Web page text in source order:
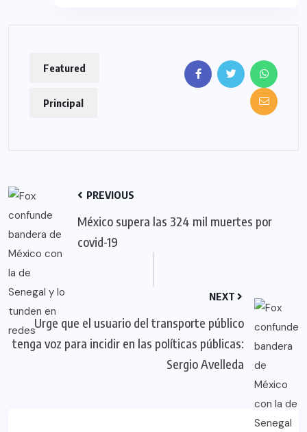
Featured
Principal
PREVIOUS
México supera las 324 mil muertes por
covid-19
NEXT
Urge que el usuario del transporte público
tenga voz para incidir en las políticas públicas:
Sergio Avelleda